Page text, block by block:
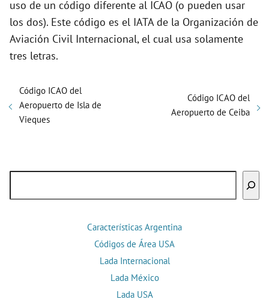
uso de un código diferente al ICAO (o pueden usar
los dos). Este código es el IATA de la Organización de
Aviación Civil Internacional, el cual usa solamente
tres letras.
Código ICAO del
Aeropuerto de Isla de
Vieques
Código ICAO del
Aeropuerto de Ceiba
Características Argentina
Códigos de Área USA
Lada Internacional
Lada México
Lada USA